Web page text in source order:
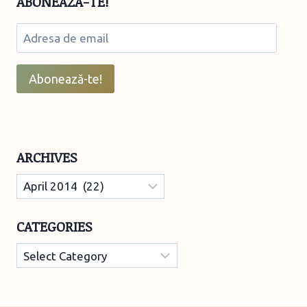
Adresa
de
email
Abonează-te!
ARCHIVES
Archives
CATEGORIES
Categories